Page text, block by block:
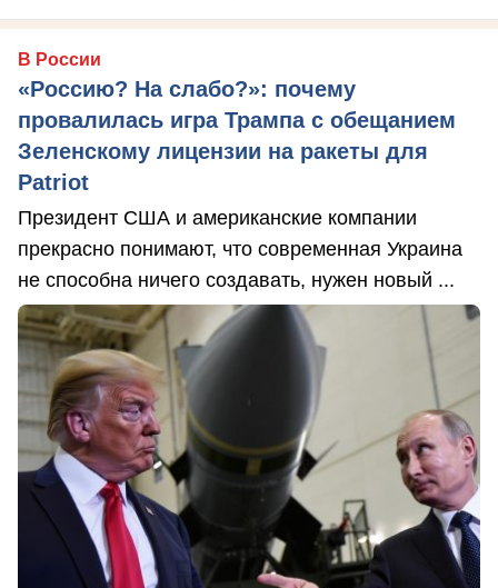
В России
«Россию? На слабо?»: почему
провалилась игра Трампа с обещанием
Зеленскому лицензии на ракеты для
Patriot
Президент США и американские компании
прекрасно понимают, что современная Украина
не способна ничего создавать, нужен новый ...